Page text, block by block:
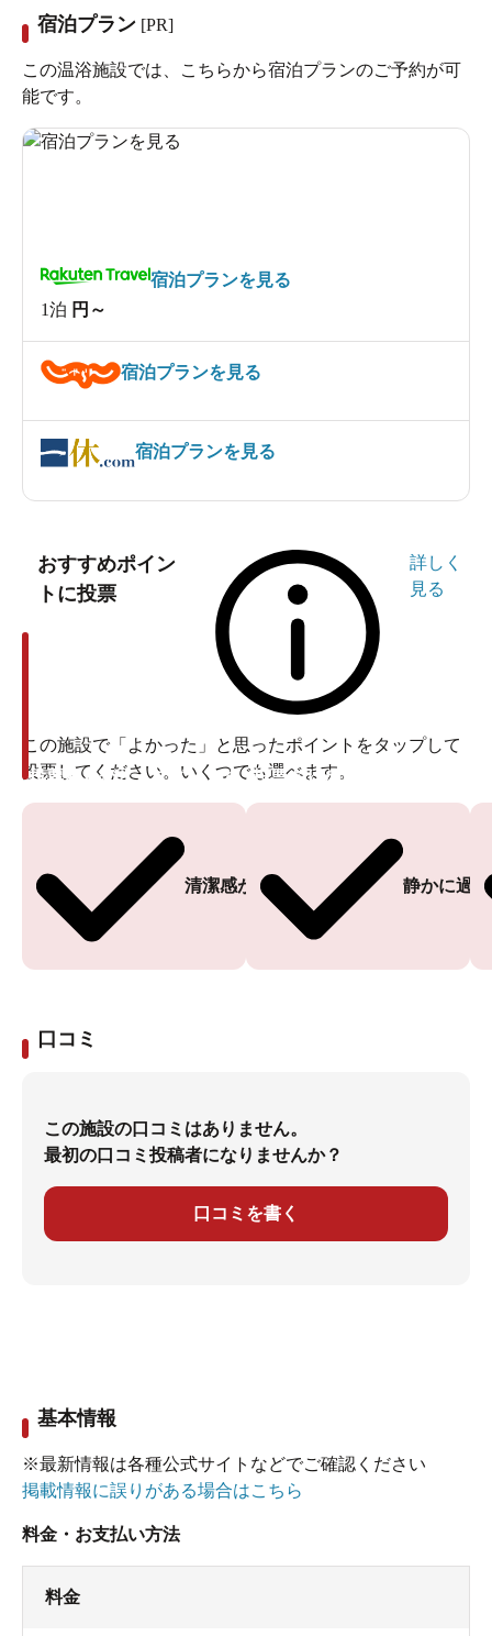
宿泊プラン [PR]
この温浴施設では、こちらから宿泊プランのご予約が可
能です。
1泊 円～
宿泊プランを見る
宿泊プランを見る
宿泊プランを見る
おすすめポイン
トに投票
詳しく
見る
この施設で「よかった」と思ったポイントをタップして
投票してください。いくつでも選べます。
清潔感がある
投票ありがとうございます
静かに過
投票ありがとうございます
口コミ
この施設の口コミはありません。
最初の口コミ投稿者になりませんか？
口コミを書く
基本情報
※最新情報は各種公式サイトなどでご確認ください
掲載情報に誤りがある場合はこちら
料金・お支払い方法
料金